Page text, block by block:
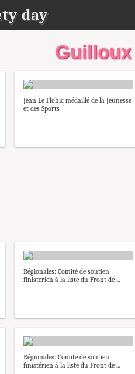
day
Jean Le Flohic médaillé de la Jeunesse
et des Sports
Régionales: Comité de soutien
finistérien à la liste du Front de ...
Régionales: Comité de soutien
finistérien à la liste du Front de ...